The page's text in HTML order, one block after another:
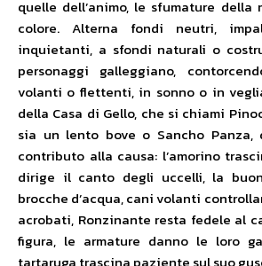
quelle dell’animo, le sfumature
colore. Alterna fondi neutri,
inquietanti, a sfondi naturali o
personaggi galleggiano,
volanti o flettenti, in sonno o in
della Casa di Gello, che si chiami
sia un lento bove o Sancho Panza,
contributo alla causa: l’amorino
dirige il canto degli uccelli, la
brocche d’acqua, cani volanti
acrobati, Ronzinante resta fedele al
figura, le armature danno le loro
tartaruga trascina paziente sul suo